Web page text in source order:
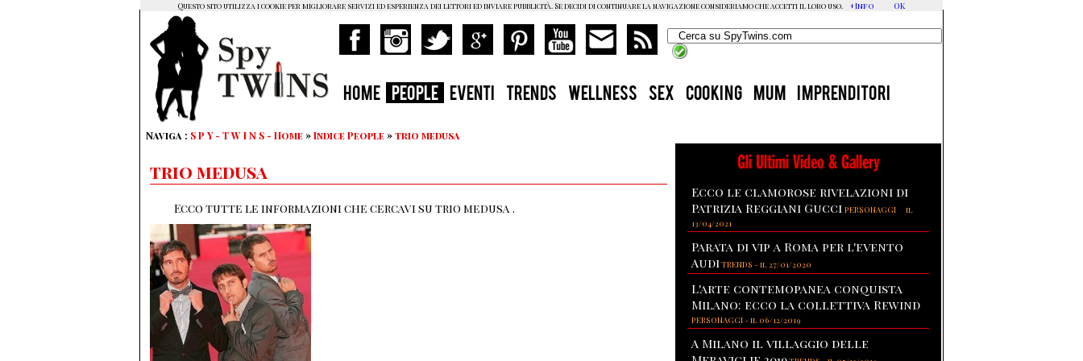
HOME PEOPLE EVENTI TRENDS WELLNESS SEX COOKING MUM IMPRENDITORI
Naviga : S P Y - T W I N S - Home »Indice People »trio medusa
trio medusa
Ecco tutte le informazioni che cercavi su trio medusa .
Gli Ultimi Video & Gallery
Ecco le clamorose rivelazioni di
Patrizia Reggiani Gucci PERSONAGGI
il
13/04/2021
Parata di vip a Roma per l'evento
AudiTRENDS -il 27/01/2020
L'arte contemopanea conquista
Milano: ecco la collettiva Rewind
PERSONAGGI-il 06/12/2019
A Milano il villaggio delle
Questo sito utilizza i cookie per migliorare servizi ed esperienza dei lettori ed inviare pubblicità. Se decidi di continuare la navigazione consideriamo che accetti il loro uso. +Info OK